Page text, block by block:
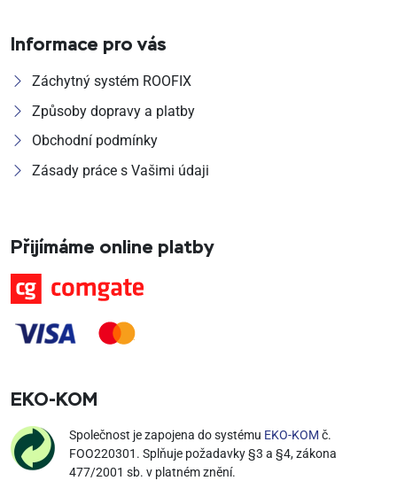
Informace pro vás
Záchytný systém ROOFIX
Způsoby dopravy a platby
Obchodní podmínky
Zásady práce s Vašimi údaji
Přijímáme online platby
EKO‑KOM
Společnost je zapojena do systému EKO-KOM č.
FOO220301. Splňuje požadavky §3 a §4, zákona
477/2001 sb. v platném znění.